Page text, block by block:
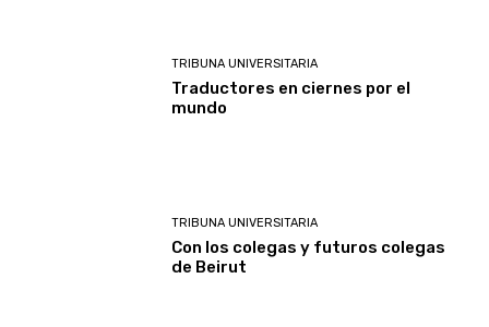
TRIBUNA UNIVERSITARIA
Traductores en ciernes por el
mundo
TRIBUNA UNIVERSITARIA
Con los colegas y futuros colegas
de Beirut